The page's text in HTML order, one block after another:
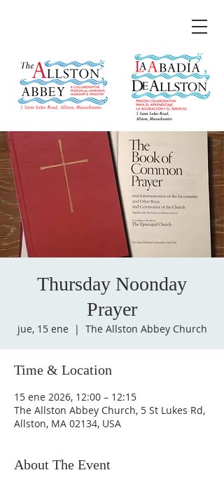
Thursday Noonday
Prayer
jue, 15 ene
  |
The Allston Abbey Church
Time & Location
15 ene 2026, 12:00 – 12:15
The Allston Abbey Church, 5 St Lukes Rd,
Allston, MA 02134, USA
About The Event